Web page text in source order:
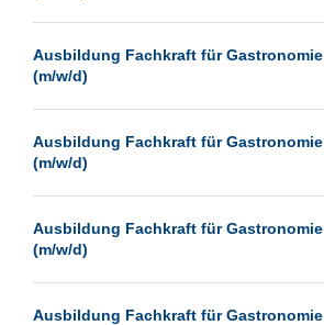
Weimar
Wuppertal
Ausbildung Fachkraft für Gastronomie
(m/w/d)
Ausbildung Fachkraft für Gastronomie
(m/w/d)
Ausbildung Fachkraft für Gastronomie
(m/w/d)
Ausbildung Fachkraft für Gastronomie